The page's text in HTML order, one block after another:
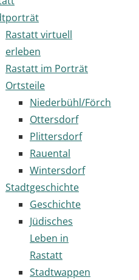
Rastatt virtuell
erleben
Rastatt im Porträt
Ortsteile
Niederbühl/Förch
Ottersdorf
Plittersdorf
Rauental
Wintersdorf
Stadtgeschichte
Geschichte
Jüdisches
Leben in
Rastatt
Stadtwappen